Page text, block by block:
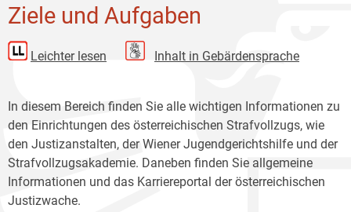
Ziele und Aufgaben
Leichter lesen Inhalt in Gebärdensprache
In diesem Bereich finden Sie alle wichtigen Informationen zu
den Einrichtungen des österreichischen Strafvollzugs, wie
den Justizanstalten, der Wiener Jugendgerichtshilfe und der
Strafvollzugsakademie. Daneben finden Sie allgemeine
Informationen und das Karriereportal der österreichischen
Justizwache.